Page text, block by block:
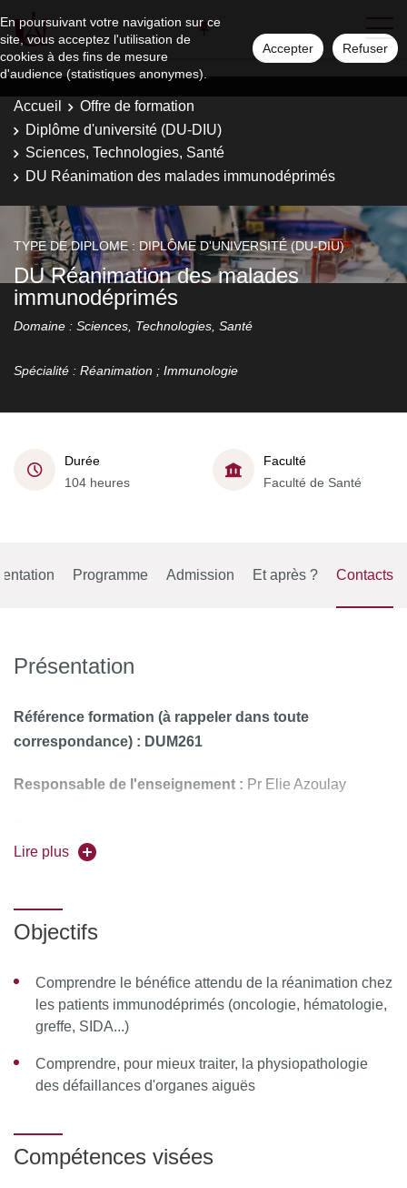
En poursuivant votre navigation sur ce
site, vous acceptez l'utilisation de
cookies à des fins de mesure
d'audience (statistiques anonymes).
Accepter Refuser
Accueil
Offre de formation
Diplôme d'université (DU-DIU)
Sciences, Technologies, Santé
DU Réanimation des malades immunodéprimés
TYPE DE DIPLOME : DIPLÔME D'UNIVERSITÉ (DU-DIU)
DU Réanimation des malades
immunodéprimés
Domaine : Sciences, Technologies, Santé
Spécialité : Réanimation ; Immunologie
Durée
104 heures
Faculté
Faculté de Santé
Programme Admission Et après ? Contacts
Présentation
Référence formation (à rappeler dans toute
correspondance) : DUM261
Responsable de l'enseignement : Pr Elie Azoulay
Pour vous inscrire, déposez votre candidature sur
Lire plus
Objectifs
Comprendre le bénéfice attendu de la réanimation chez
les patients immunodéprimés (oncologie, hématologie,
greffe, SIDA...)
Comprendre, pour mieux traiter, la physiopathologie
des défaillances d'organes aiguës
Compétences visées